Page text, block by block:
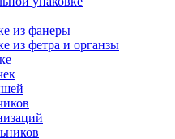
из фанеры
из фетра и органзы